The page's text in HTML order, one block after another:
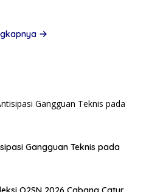
Gangguan Teknis pada